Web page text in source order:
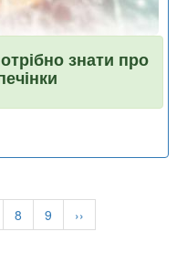
знати про
Page
8 Page
9
Наступна
сторінка
››